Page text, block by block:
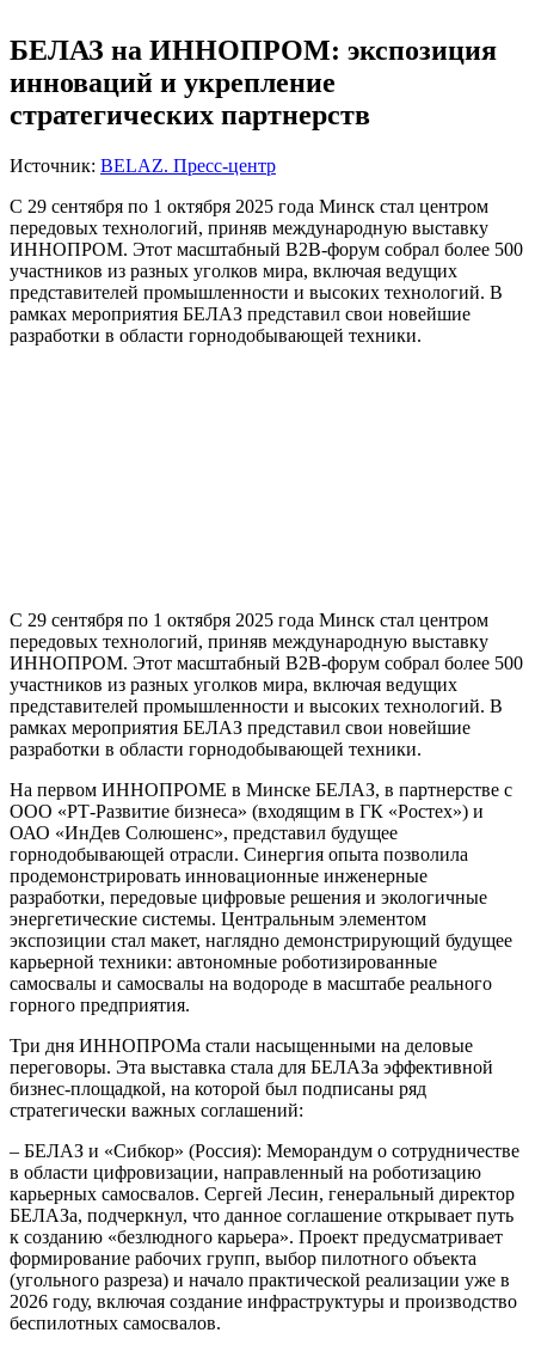
БЕЛАЗ на ИННОПРОМ: экспозиция
инноваций и укрепление
стратегических партнерств
Источник: BELAZ. Пресс-центр
С 29 сентября по 1 октября 2025 года Минск стал центром
передовых технологий, приняв международную выставку
ИННОПРОМ. Этот масштабный B2B-форум собрал более 500
участников из разных уголков мира, включая ведущих
представителей промышленности и высоких технологий. В
рамках мероприятия БЕЛАЗ представил свои новейшие
разработки в области горнодобывающей техники.
С 29 сентября по 1 октября 2025 года Минск стал центром
передовых технологий, приняв международную выставку
ИННОПРОМ. Этот масштабный B2B-форум собрал более 500
участников из разных уголков мира, включая ведущих
представителей промышленности и высоких технологий. В
рамках мероприятия БЕЛАЗ представил свои новейшие
разработки в области горнодобывающей техники.
На первом ИННОПРОМЕ в Минске БЕЛАЗ, в партнерстве с
ООО «РТ-Развитие бизнеса» (входящим в ГК «Ростех») и
ОАО «ИнДев Солюшенс», представил будущее
горнодобывающей отрасли. Синергия опыта позволила
продемонстрировать инновационные инженерные
разработки, передовые цифровые решения и экологичные
энергетические системы. Центральным элементом
экспозиции стал макет, наглядно демонстрирующий будущее
карьерной техники: автономные роботизированные
самосвалы и самосвалы на водороде в масштабе реального
горного предприятия.
Три дня ИННОПРОМа стали насыщенными на деловые
переговоры. Эта выставка стала для БЕЛАЗа эффективной
бизнес-площадкой, на которой был подписаны ряд
стратегически важных соглашений:
– БЕЛАЗ и «Сибкор» (Россия): Меморандум о сотрудничестве
в области цифровизации, направленный на роботизацию
карьерных самосвалов. Сергей Лесин, генеральный директор
БЕЛАЗа, подчеркнул, что данное соглашение открывает путь
к созданию «безлюдного карьера». Проект предусматривает
формирование рабочих групп, выбор пилотного объекта
(угольного разреза) и начало практической реализации уже в
2026 году, включая создание инфраструктуры и производство
беспилотных самосвалов.